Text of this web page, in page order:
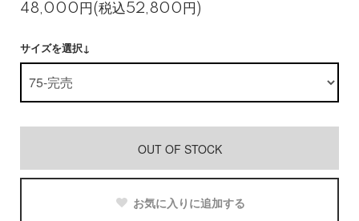
48,000円(税込52,800円)
サイズを選択↓
OUT OF STOCK
お気に入りに追加する